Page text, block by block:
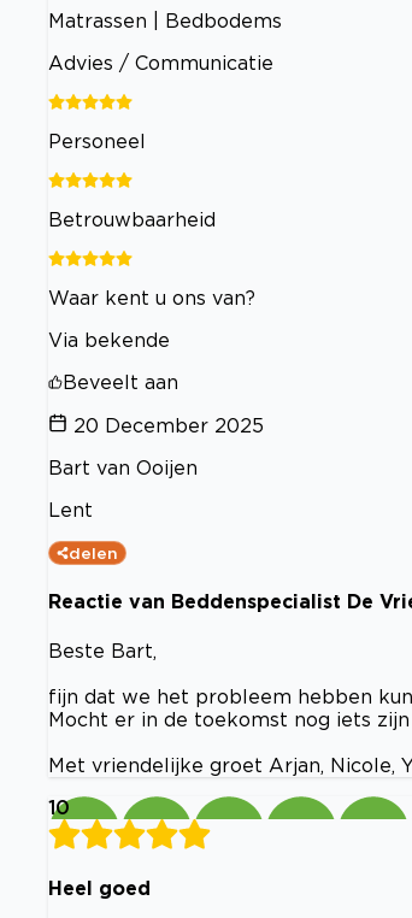
Matrassen | Bedbodems
Advies / Communicatie
Personeel
Betrouwbaarheid
Waar kent u ons van?
Via bekende
Beveelt aan
20 December 2025
Bart van Ooijen
Lent
delen
Reactie van Beddenspecialist De
Beste Bart,
fijn dat we het probleem hebben
Mocht er in de toekomst nog iets zijn
Met vriendelijke groet Arjan, Nicole,
10
Heel goed